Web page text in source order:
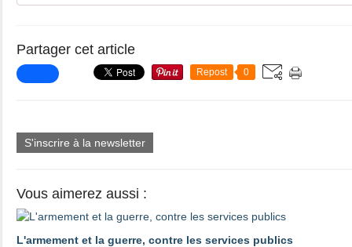
Partager cet article
Repost 0
S'inscrire à la newsletter
Vous aimerez aussi :
L'armement et la guerre, contre les services publics